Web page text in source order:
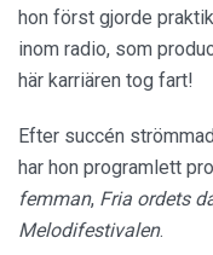
hon först gjorde
inom radio, som
här karriären tog fart!
Efter succén
har hon programlett
femman, Fria ordets
Melodifestivalen.